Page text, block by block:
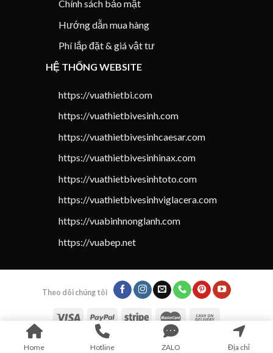
Chính sách bảo mật
Hướng dẫn mua hàng
Phí lắp đặt & giá vật tư
HỆ THỐNG WEBSITE
https://vuathietbi.com
https://vuathietbivesinh.com
https://vuathietbivesinhcaesar.com
https://vuathietbivesinhinax.com
https://vuathietbivesinhtoto.com
https://vuathietbivesinhviglacera.com
https://vuabinhnonglanh.com
https://vuabep.net
Theo dõi chúng tôi
Home Hotline ZALO Địa chỉ